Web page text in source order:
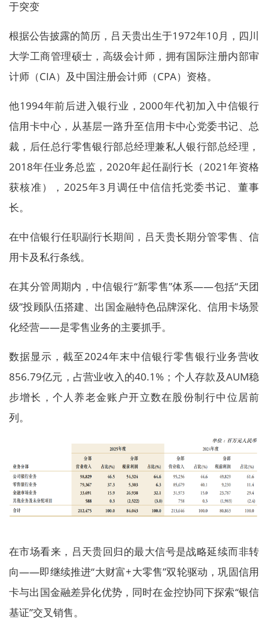
于突变
根据公告披露的简历，吕天贵出生于1972年10月，四川
大学工商管理硕士，高级会计师，拥有国际注册内部审
计师（CIA）及中国注册会计师（CPA）资格。
他1994年前后进入银行业，2000年代初加入中信银行
信用卡中心，从基层一路升至信用卡中心党委书记、总
裁，后任总行零售银行部总经理兼私人银行部总经理，
2018年任业务总监，2020年起任副行长（2021年资格
获核准），2025年3月调任中信信托党委书记、董事
长。
在中信银行任职副行长期间，吕天贵长期分管零售、信
用卡及私行条线。
在其分管周期内，中信银行“新零售”体系——包括“天团
级”投顾队伍搭建、出国金融特色品牌深化、信用卡场景
化经营——是零售业务的主要抓手。
数据显示，截至2024年末中信银行零售银行业务营收
856.79亿元，占营业收入的40.1%；个人存款及AUM稳
步增长，个人养老金账户开立数在股份制行中位居前
列。
在市场看来，吕天贵回归的最大信号是战略延续而非转
向——即继续推进“大财富+大零售”双轮驱动，巩固信用
卡与出国金融差异化优势，同时在金控协同下探索“银信
基证”交叉销售。